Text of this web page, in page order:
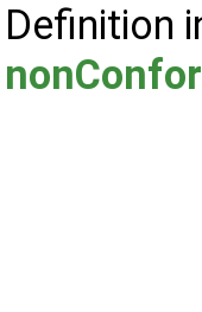
Definition